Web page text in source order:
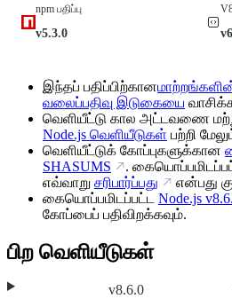
npm பதிப்பு
v5.3.0
இந்தப் பதிப்பிற்கான
வலைப்பதிவு இடுகையை
வெளியீட்டு கால அட்டவணை
Node.js வெளியீடுகள் பற்றி
வெளியீட்டுக் கோப்புகளுக்கான
SHASUMS
.
எவ்வாறு சரிபார்ப்பது
என்பது
கையொப்பமிடப்பட்ட Node.js
கோப்பைப் பதிவிறக்கவும்.
பிற வெளியீடுகள்
v8.6.0